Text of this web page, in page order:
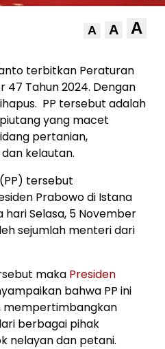
A A A
terbitkan Peraturan
47 Tahun 2024. Dengan
PP tersebut adalah
yang macet
pertanian,
kelautan.
tersebut
Prabowo di Istana
Selasa, 5 November
sejumlah menteri dari
maka Presiden
bahwa PP ini
mempertimbangkan
berbagai pihak
nelayan dan petani.